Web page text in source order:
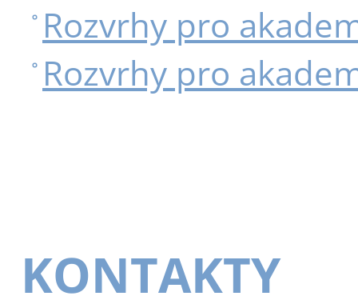
Rozvrhy pro
Rozvrhy pro
KONTAKTY